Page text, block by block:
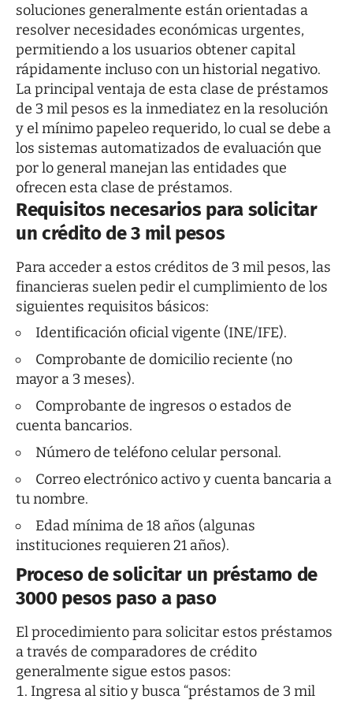
soluciones generalmente están orientadas a
resolver necesidades económicas urgentes,
permitiendo a los usuarios obtener capital
rápidamente incluso con un historial negativo.
La principal ventaja de esta clase de préstamos
de 3 mil pesos es la inmediatez en la resolución
y el mínimo papeleo requerido, lo cual se debe a
los sistemas automatizados de evaluación que
por lo general manejan las entidades que
ofrecen esta clase de préstamos.
Requisitos necesarios para solicitar
un crédito de 3 mil pesos
Para acceder a estos créditos de 3 mil pesos, las
financieras suelen pedir el cumplimiento de los
siguientes requisitos básicos:
Identificación oficial vigente (INE/IFE).
Comprobante de domicilio reciente (no
mayor a 3 meses).
Comprobante de ingresos o estados de
cuenta bancarios.
Número de teléfono celular personal.
Correo electrónico activo y cuenta bancaria a
tu nombre.
Edad mínima de 18 años (algunas
instituciones requieren 21 años).
Proceso de solicitar un préstamo de
3000 pesos paso a paso
El procedimiento para solicitar estos préstamos
a través de comparadores de crédito
generalmente sigue estos pasos:
Ingresa al sitio y busca “préstamos de 3 mil